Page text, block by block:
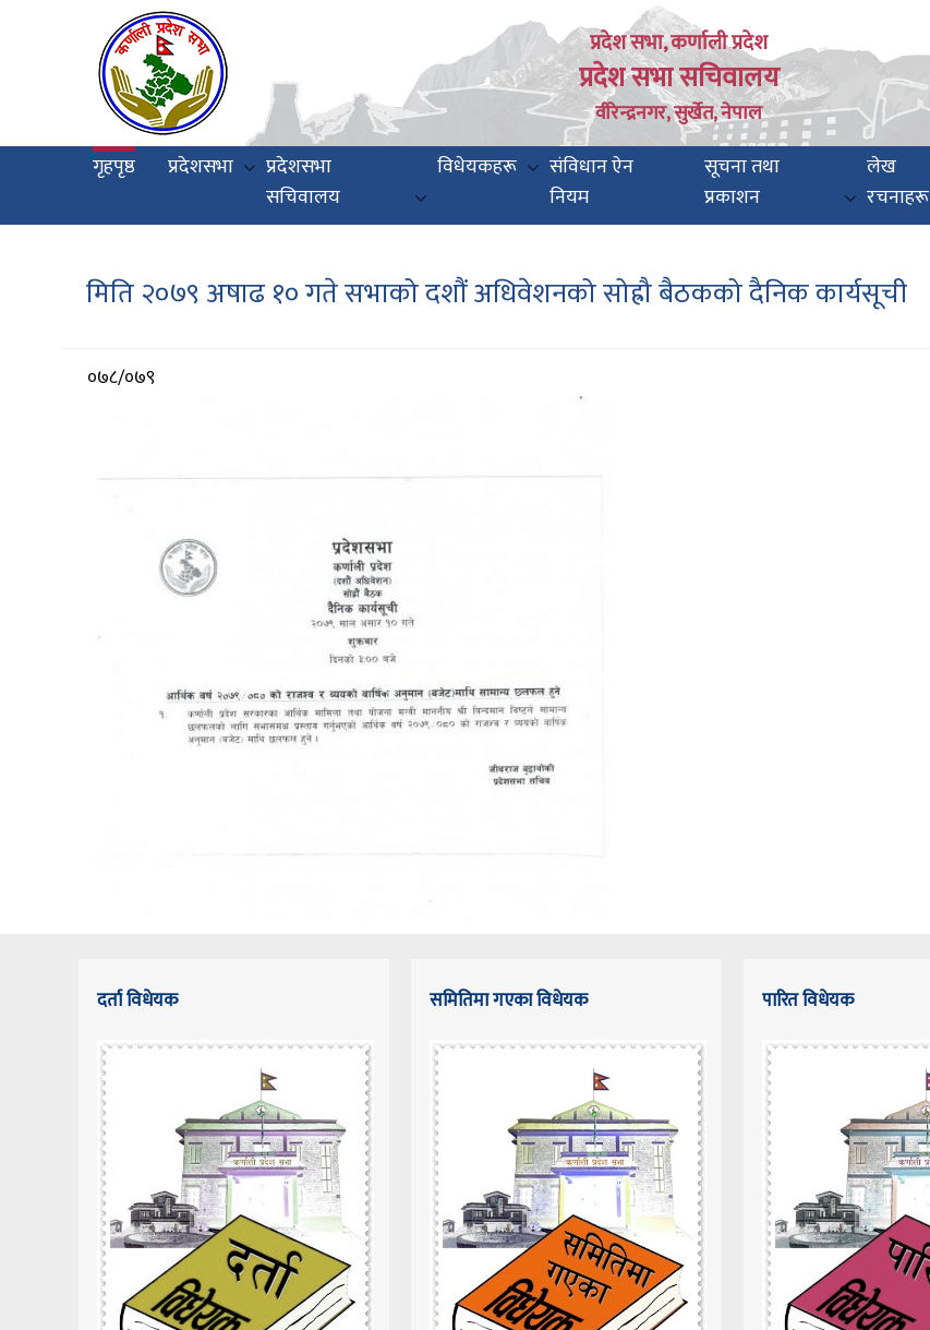
प्रदेश सभा, कर्णाली प्रदेश
प्रदेश सभा सचिवालय
वीरेन्द्रनगर, सुर्खेत, नेपाल
Main
navigation
गृहपृष्ठ प्रदेशसभा
प्रदेशसभा
सचिवालय
विधेयकहरू
संविधान ऐन
नियम
सूचना तथा
प्रकाशन
लेख
रचनाहरू
मिति २०७९ अषाढ १० गते सभाको दशौं अधिवेशनको सोह्रौ बैठकको दैनिक कार्यसूची
आर्थिक
०७८/०७९
दर्ता विधेयक समितिमा गएका विधेयक पारित विधेयक